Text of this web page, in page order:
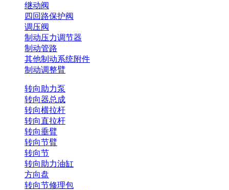
继动阀
四回路保护阀
调压阀
制动压力调节器
制动管路
其他制动系统附件
制动调整臂
转向助力泵
转向器总成
转向横拉杆
转向直拉杆
转向垂臂
转向节臂
转向节
转向助力油缸
方向盘
转向节修理包